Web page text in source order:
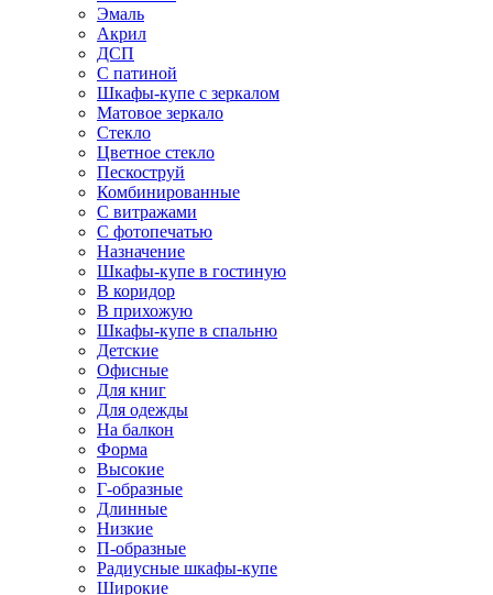
Эмаль
Акрил
ДСП
С патиной
Шкафы-купе с зеркалом
Матовое зеркало
Стекло
Цветное стекло
Пескоструй
Комбинированные
С витражами
С фотопечатью
Назначение
Шкафы-купе в гостиную
В коридор
В прихожую
Шкафы-купе в спальню
Детские
Офисные
Для книг
Для одежды
На балкон
Форма
Высокие
Г-образные
Длинные
Низкие
П-образные
Радиусные шкафы-купе
Широкие